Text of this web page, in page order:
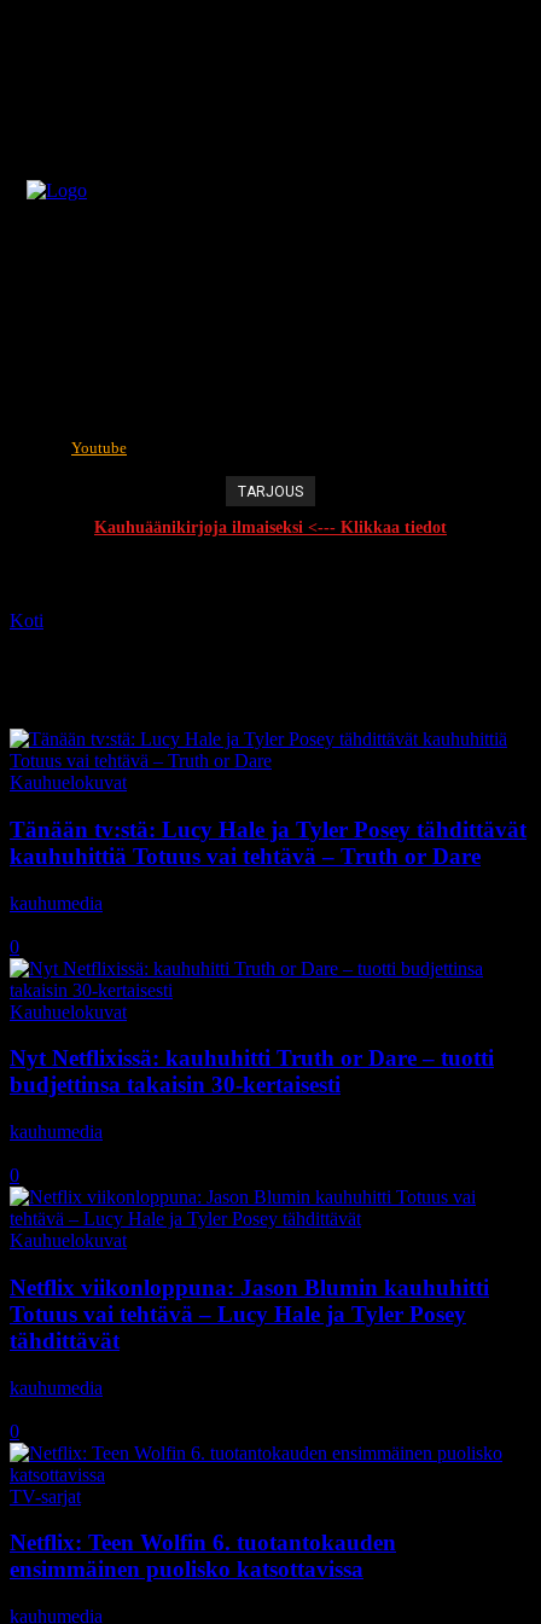
Youtube
TARJOUS
Kauhuäänikirjoja ilmaiseksi <--- Klikkaa tiedot
Koti
Kauhuelokuvat
Tänään tv:stä: Lucy Hale ja Tyler Posey tähdittävät
kauhuhittiä Totuus vai tehtävä – Truth or Dare
kauhumedia
0
Kauhuelokuvat
Nyt Netflixissä: kauhuhitti Truth or Dare – tuotti
budjettinsa takaisin 30-kertaisesti
kauhumedia
0
Kauhuelokuvat
Netflix viikonloppuna: Jason Blumin kauhuhitti
Totuus vai tehtävä – Lucy Hale ja Tyler Posey
tähdittävät
kauhumedia
0
TV-sarjat
Netflix: Teen Wolfin 6. tuotantokauden
ensimmäinen puolisko katsottavissa
kauhumedia